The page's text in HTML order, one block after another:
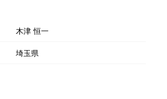
木津 恒一
埼玉県